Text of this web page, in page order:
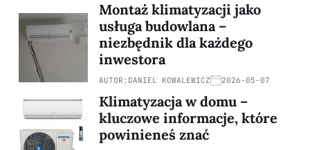
Montaż klimatyzacji jako
usługa budowlana –
niezbędnik dla każdego
inwestora
AUTOR: DANIEL KOWALEWICZ 2026-05-07
Klimatyzacja w domu –
kluczowe informacje, które
powinieneś znać